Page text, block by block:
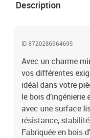
noirMatériau : bois
Description
ID 8720286964699
Avec un charme
vos différentes
idéal dans votre
le bois d'ingénierie
avec une surface
résistance,
Fabriquée en bois